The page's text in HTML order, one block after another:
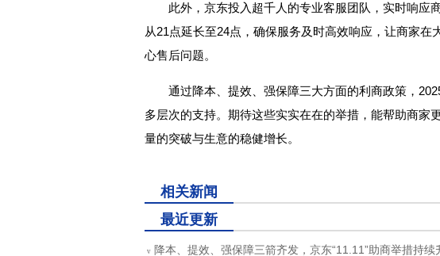
此外，京东投入超千人的专业客服团队，实时响应
从21点延长至24点，确保服务及时高效响应，让商家在
心售后问题。
通过降本、提效、强保障三大方面的利商政策，
多层次的支持。期待这些实实在在的举措，能帮助商家
量的突破与生意的稳健增长。
相关新闻
最近更新
v 降本、提效、强保障三箭齐发，京东“11.11”助商举措持续